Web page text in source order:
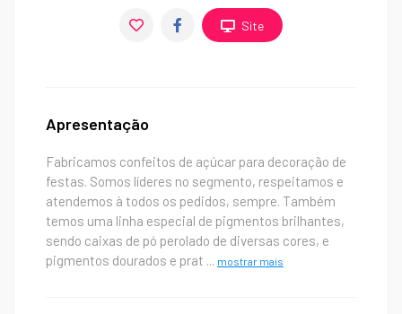
Site
Apresentação
Fabricamos confeitos de açúcar para decoração de
festas. Somos líderes no segmento, respeitamos e
atendemos à todos os pedidos, sempre. Também
temos uma linha especial de pigmentos brilhantes,
sendo caixas de pó perolado de diversas cores, e
pigmentos dourados e prat ... mostrar mais